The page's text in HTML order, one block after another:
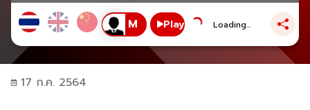
Play Loading...
17 ก.ค. 2564